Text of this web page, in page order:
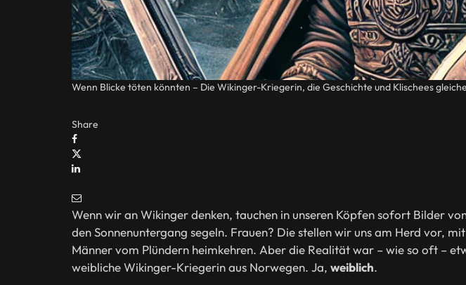
Wenn Blicke töten könnten – Die Wikinger-Kriegerin, die Geschichte und Klischees
Share
Wenn wir an Wikinger denken, tauchen in unseren Köpfen sofort Bilder
den Sonnenuntergang segeln. Frauen? Die stellen wir uns am Herd vor,
Männer vom Plündern heimkehren. Aber die Realität war – wie so oft –
weibliche Wikinger-Kriegerin aus Norwegen. Ja, weiblich.